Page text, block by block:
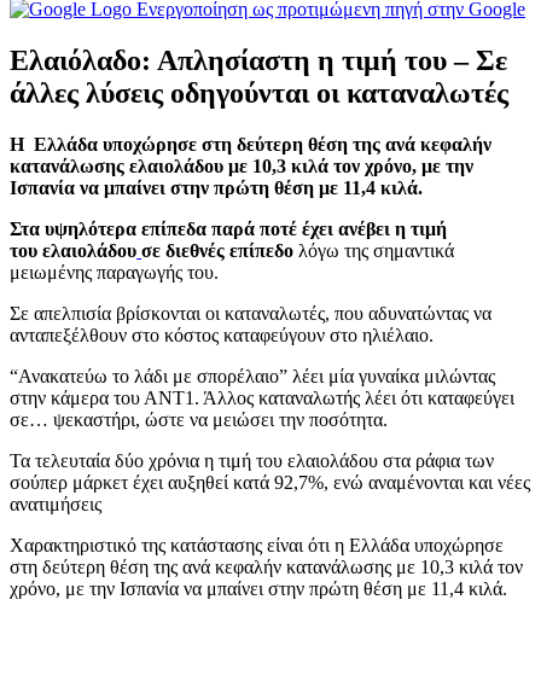
Ενεργοποίηση ως προτιμώμενη πηγή στην Google
Ελαιόλαδο: Απλησίαστη η τιμή του – Σε
άλλες λύσεις οδηγούνται οι καταναλωτές
Η Ελλάδα υποχώρησε στη δεύτερη θέση της ανά κεφαλήν
κατανάλωσης ελαιολάδου με 10,3 κιλά τον χρόνο, με την
Ισπανία να μπαίνει στην πρώτη θέση με 11,4 κιλά.
Στα υψηλότερα επίπεδα παρά ποτέ έχει ανέβει η τιμή
του ελαιολάδου σε διεθνές επίπεδο λόγω της σημαντικά
μειωμένης παραγωγής του.
Σε απελπισία βρίσκονται οι καταναλωτές, που αδυνατώντας να
ανταπεξέλθουν στο κόστος καταφεύγουν στο ηλιέλαιο.
“Ανακατεύω το λάδι με σπορέλαιο” λέει μία γυναίκα μιλώντας
στην κάμερα του ΑΝΤ1. Άλλος καταναλωτής λέει ότι καταφεύγει
σε… ψεκαστήρι, ώστε να μειώσει την ποσότητα.
Τα τελευταία δύο χρόνια η τιμή του ελαιολάδου στα ράφια των
σούπερ μάρκετ έχει αυξηθεί κατά 92,7%, ενώ αναμένονται και νέες
ανατιμήσεις
Χαρακτηριστικό της κατάστασης είναι ότι η Ελλάδα υποχώρησε
στη δεύτερη θέση της ανά κεφαλήν κατανάλωσης με 10,3 κιλά τον
χρόνο, με την Ισπανία να μπαίνει στην πρώτη θέση με 11,4 κιλά.